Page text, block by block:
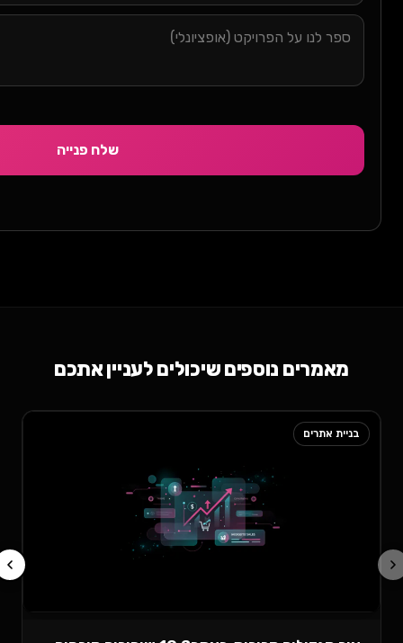
לעניין אתכם
ובחירה נכונה ב-2026
מתלבטים בין וורדפרס לוויקס לעסק
לעומק ההבדלים, היתרונות והחסרונות של
לכם…